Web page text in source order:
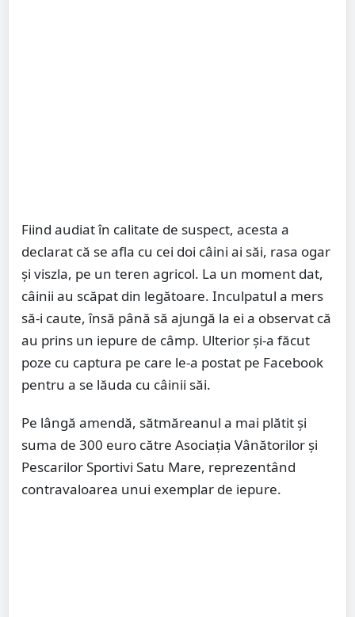
Fiind audiat în calitate de suspect, acesta a
declarat că se afla cu cei doi câini ai săi, rasa ogar
și viszla, pe un teren agricol. La un moment dat,
câinii au scăpat din legătoare. Inculpatul a mers
să-i caute, însă până să ajungă la ei a observat că
au prins un iepure de câmp. Ulterior și-a făcut
poze cu captura pe care le-a postat pe Facebook
pentru a se lăuda cu câinii săi.
Pe lângă amendă, sătmăreanul a mai plătit și
suma de 300 euro către Asociația Vânătorilor și
Pescarilor Sportivi Satu Mare, reprezentând
contravaloarea unui exemplar de iepure.